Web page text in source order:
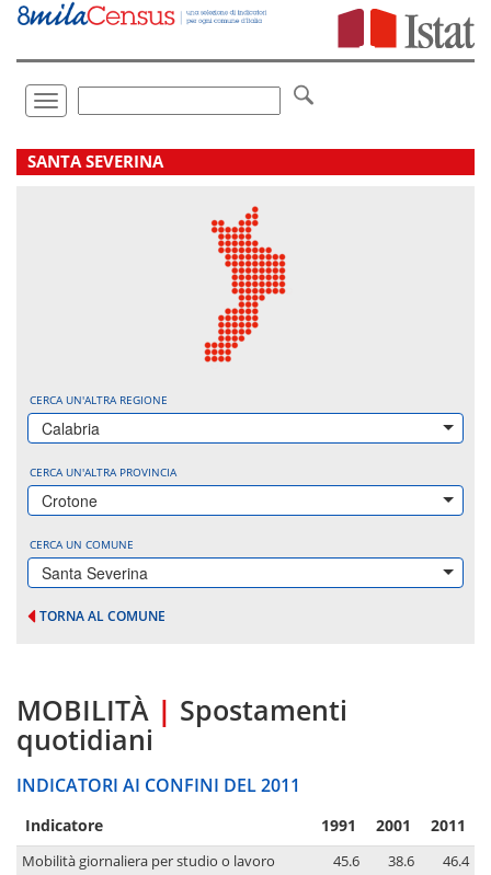
Vai
direttamente
Toggle
navigation
.
SANTA SEVERINA
CERCA UN'ALTRA REGIONE
Calabria
CERCA UN'ALTRA PROVINCIA
Crotone
CERCA UN COMUNE
Santa Severina
TORNA AL COMUNE
MOBILITÀ | Spostamenti
quotidiani
INDICATORI AI CONFINI DEL 2011
Indicatore 1991 2001 2011
Mobilità giornaliera per studio o lavoro 45.6 38.6
46.4